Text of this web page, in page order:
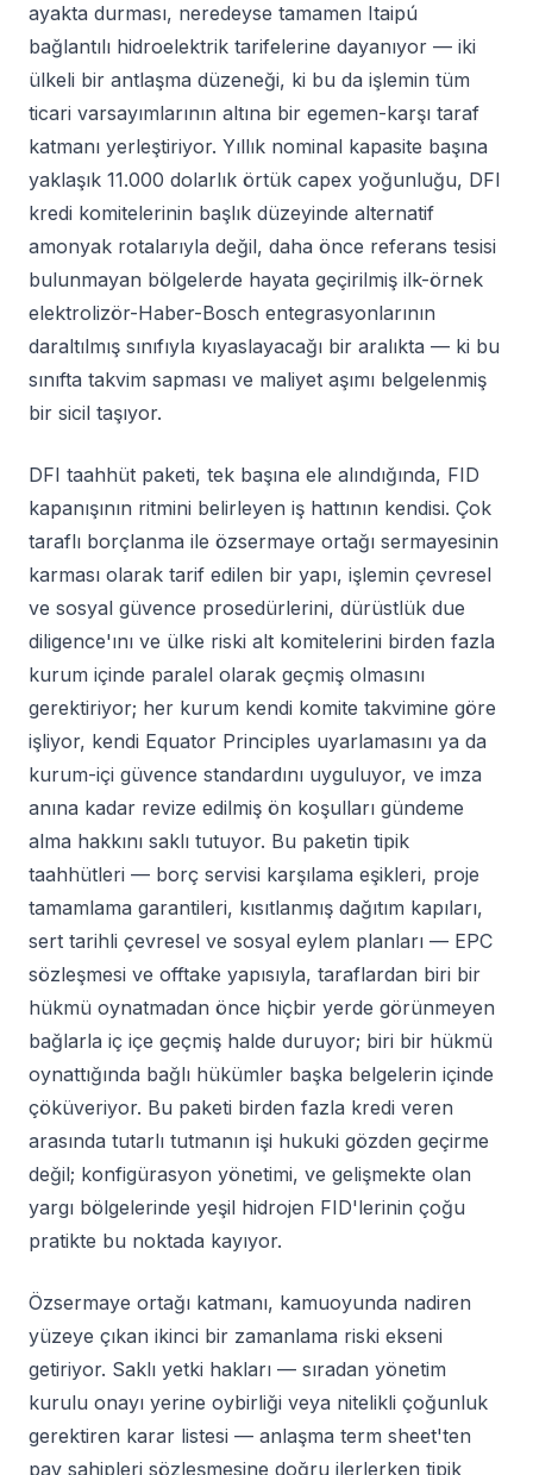
ayakta durması, neredeyse tamamen Itaipú
bağlantılı hidroelektrik tarifelerine dayanıyor — iki
ülkeli bir antlaşma düzeneği, ki bu da işlemin tüm
ticari varsayımlarının altına bir egemen-karşı taraf
katmanı yerleştiriyor. Yıllık nominal kapasite başına
yaklaşık 11.000 dolarlık örtük capex yoğunluğu, DFI
kredi komitelerinin başlık düzeyinde alternatif
amonyak rotalarıyla değil, daha önce referans tesisi
bulunmayan bölgelerde hayata geçirilmiş ilk-örnek
elektrolizör-Haber-Bosch entegrasyonlarının
daraltılmış sınıfıyla kıyaslayacağı bir aralıkta — ki bu
sınıfta takvim sapması ve maliyet aşımı belgelenmiş
bir sicil taşıyor.
DFI taahhüt paketi, tek başına ele alındığında, FID
kapanışının ritmini belirleyen iş hattının kendisi. Çok
taraflı borçlanma ile özsermaye ortağı sermayesinin
karması olarak tarif edilen bir yapı, işlemin çevresel
ve sosyal güvence prosedürlerini, dürüstlük due
diligence'ını ve ülke riski alt komitelerini birden fazla
kurum içinde paralel olarak geçmiş olmasını
gerektiriyor; her kurum kendi komite takvimine göre
işliyor, kendi Equator Principles uyarlamasını ya da
kurum-içi güvence standardını uyguluyor, ve imza
anına kadar revize edilmiş ön koşulları gündeme
alma hakkını saklı tutuyor. Bu paketin tipik
taahhütleri — borç servisi karşılama eşikleri, proje
tamamlama garantileri, kısıtlanmış dağıtım kapıları,
sert tarihli çevresel ve sosyal eylem planları — EPC
sözleşmesi ve offtake yapısıyla, taraflardan biri bir
hükmü oynatmadan önce hiçbir yerde görünmeyen
bağlarla iç içe geçmiş halde duruyor; biri bir hükmü
oynattığında bağlı hükümler başka belgelerin içinde
çöküveriyor. Bu paketi birden fazla kredi veren
arasında tutarlı tutmanın işi hukuki gözden geçirme
değil; konfigürasyon yönetimi, ve gelişmekte olan
yargı bölgelerinde yeşil hidrojen FID'lerinin çoğu
pratikte bu noktada kayıyor.
Özsermaye ortağı katmanı, kamuoyunda nadiren
yüzeye çıkan ikinci bir zamanlama riski ekseni
getiriyor. Saklı yetki hakları — sıradan yönetim
kurulu onayı yerine oybirliği veya nitelikli çoğunluk
gerektiren karar listesi — anlaşma term sheet'ten
pay sahipleri sözleşmesine doğru ilerlerken tipik